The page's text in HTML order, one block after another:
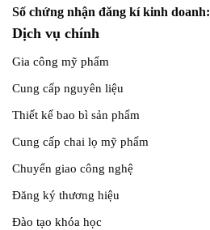
Số chứng nhận đăng kí kinh doanh:
Dịch vụ chính
Gia công mỹ phẩm
Cung cấp nguyên liệu
Thiết kế bao bì sản phẩm
Cung cấp chai lọ mỹ phẩm
Chuyển giao công nghệ
Đăng ký thương hiệu
Đào tạo khóa học